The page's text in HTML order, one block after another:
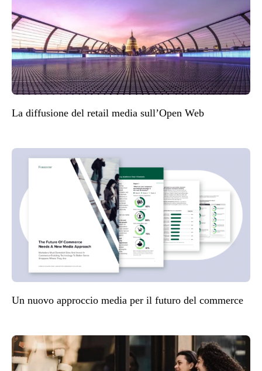
La diffusione del retail media sull’Open Web
Un nuovo approccio media per il futuro del commerce